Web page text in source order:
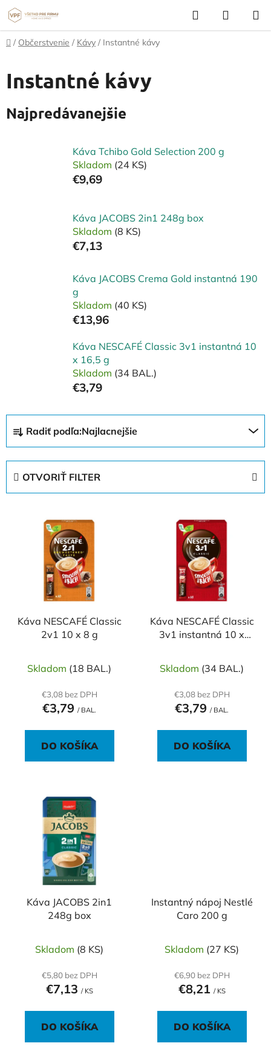
Prejsť
na
obsah
Hľadať
KOŠÍK
Domov
/ Občerstvenie / Kávy / Instantné kávy
Instantné kávy
Najpredávanejšie
Káva Tchibo Gold Selection 200 g
Skladom (24 KS)
€9,69
Káva JACOBS 2in1 248g box
Skladom (8 KS)
€7,13
Káva JACOBS Crema Gold instantná 190
g
Skladom (40 KS)
€13,96
Káva NESCAFÉ Classic 3v1 instantná 10
x 16,5 g
Skladom (34 BAL.)
€3,79
d
Radiť podľa:Najlacnejšie
OTVORIŤ FILTER
Káva NESCAFÉ Classic
2v1 10 x 8 g
Skladom (18 BAL.)
€3,08 bez DPH
€3,79 / BAL.
DO KOŠÍKA
Káva NESCAFÉ Classic
3v1 instantná 10 x
Skladom (34 BAL.)
€3,08 bez DPH
€3,79 / BAL.
DO KOŠÍKA
Káva JACOBS 2in1
248g box
Skladom (8 KS)
€5,80 bez DPH
€7,13 / KS
DO KOŠÍKA
Instantný nápoj Nestlé
Caro 200 g
Skladom (27 KS)
€6,90 bez DPH
€8,21 / KS
DO KOŠÍKA